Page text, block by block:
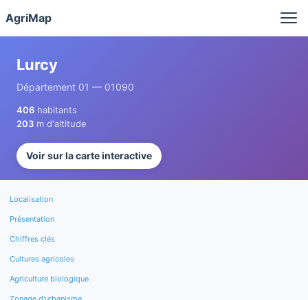
AgriMap
Lurcy
Département 01 — 01090
406 habitants
203 m d'altitude
Voir sur la carte interactive
Localisation
Présentation
Chiffres clés
Cultures agricoles
Agriculture biologique